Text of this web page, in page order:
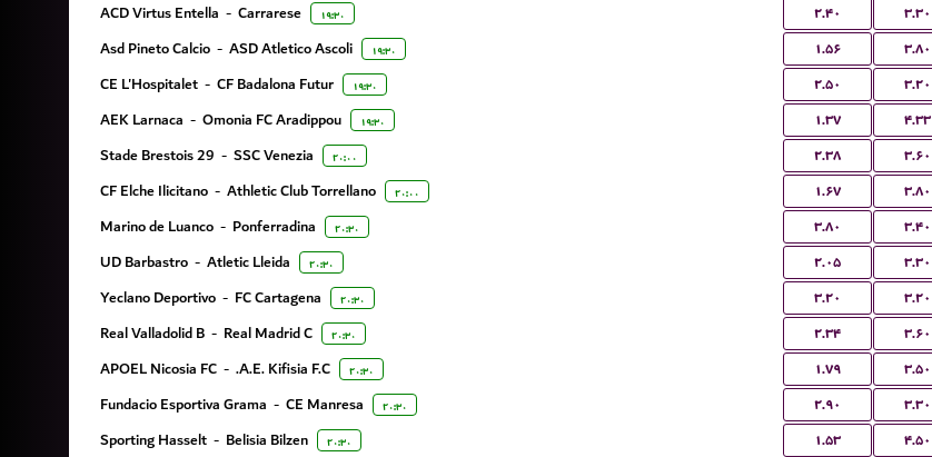
ACD Virtus Entella - Carrarese ۱۹:۳۰ ۲.۴۰ ۳.۳۰
Asd Pineto Calcio - ASD Atletico Ascoli ۱۹:۳۰ ۱.۵۶ ۳.۸۰
CE L'Hospitalet - CF Badalona Futur ۱۹:۳۰ ۲.۵۰ ۳.۲۰
AEK Larnaca - Omonia FC Aradippou ۱۹:۳۰ ۱.۳۷ ۴.۳۳
Stade Brestois 29 - SSC Venezia ۲۰:۰۰ ۲.۳۸ ۳.۶۰
CF Elche Ilicitano - Athletic Club Torrellano ۲۰:۰۰ ۱.۶۷ ۳.۸۰
Marino de Luanco - Ponferradina ۲۰:۳۰ ۳.۸۰ ۳.۴۰
UD Barbastro - Atletic Lleida ۲۰:۳۰ ۲.۰۵ ۳.۳۰
Yeclano Deportivo - FC Cartagena ۲۰:۳۰ ۳.۲۰ ۳.۲۰
Real Valladolid B - Real Madrid C ۲۰:۳۰ ۲.۳۴ ۳.۶۰
APOEL Nicosia FC - A.E. Kifisia F.C. ۲۰:۳۰ ۱.۷۹ ۳.۵۰
Fundacio Esportiva Grama - CE Manresa ۲۰:۳۰ ۲.۹۰ ۳.۳۰
Sporting Hasselt - Belisia Bilzen ۲۰:۳۰ ۱.۵۳ ۴.۵۰